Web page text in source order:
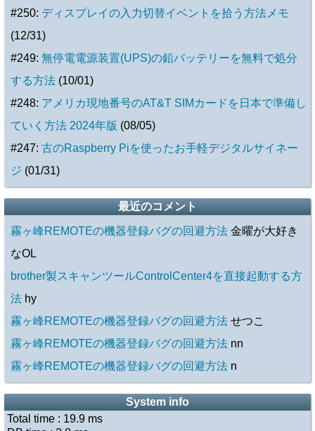
#250: ディスプレイの入力切替イベントを拾う方法メモ
(12/31)
#249: 無停電電源装置(UPS)の鉛バッテリーを無料で処分
する方法(10/01)
#248: アメリカ現地番号のAT&T SIMカードを日本で準備し
ていく方法 2024年版 (08/05)
#247: 古のRaspberry Piを使ったお手軽デジタルサイネー
ジ (01/31)
最近のコメント
霧ヶ峰REMOTEの機器登録バグの回避方法 金曜が大好き
なOL
brother製スキャンツールControlCenter4を直接起動する方
法 hy
霧ヶ峰REMOTEの機器登録バグの回避方法 せつこ
霧ヶ峰REMOTEの機器登録バグの回避方法 nn
霧ヶ峰REMOTEの機器登録バグの回避方法 n
System info
Total time : 19.9 ms